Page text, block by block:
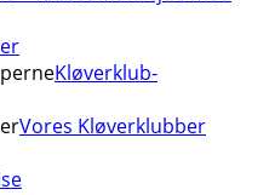
Kløverklub-
Vores Kløverklubber